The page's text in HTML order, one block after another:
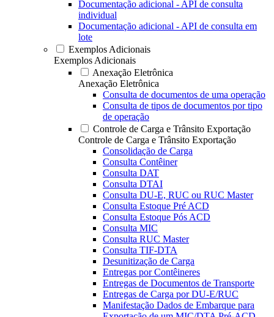
Documentação adicional - API de consulta
individual
Documentação adicional - API de consulta em
lote
Exemplos Adicionais
Exemplos Adicionais
Anexação Eletrônica
Anexação Eletrônica
Consulta de documentos de uma operação
Consulta de tipos de documentos por tipo
de operação
Controle de Carga e Trânsito Exportação
Controle de Carga e Trânsito Exportação
Consolidação de Carga
Consulta Contêiner
Consulta DAT
Consulta DTAI
Consulta DU-E, RUC ou RUC Master
Consulta Estoque Pré ACD
Consulta Estoque Pós ACD
Consulta MIC
Consulta RUC Master
Consulta TIF-DTA
Desunitização de Carga
Entregas por Contêineres
Entregas de Documentos de Transporte
Entregas de Carga por DU-E/RUC
Manifestação Dados de Embarque para